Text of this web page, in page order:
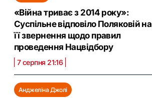
«Війна триває з 2014 року»:
Суспільне відповіло Поляковій на
її звернення щодо правил
проведення Нацвідбору
7 серпня 21:16
Анджеліна Джолі